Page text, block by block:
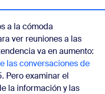
a la cómoda
ver reuniones a las
va en aumento:
las conversaciones de
Pero examinar el
la información y las